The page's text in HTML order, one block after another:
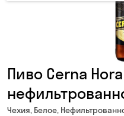
Пиво Cerna
Чехия, Белое,